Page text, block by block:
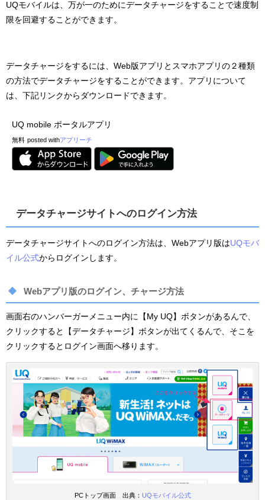
UQモバイルは、万が一のためにデータチャージをすることで速度制
限を回避することができます。
データチャージをするには、Web版アプリとスマホアプリの２種類
の方法でデータチャージをすることができます。アプリについて
は、下記リンクからダウンロードできます。
UQ mobile ポータルアプリ
無料 posted withアプリーチ
データチャージサイトへのログイン方法
データチャージサイトへのログイン方法は、Webアプリ版はUQモバ
イル公式からログインします。
Webアプリ版のログイン、チャージ方法
画面右のハンバーガーメニュー内に【My UQ】ボタンがあるんで、
クリックすると【データチャージ】ボタンが出てくるんで、そこを
クリックするとログイン画面へ移ります。
PCトップ画面 出典： UQモバイル公式